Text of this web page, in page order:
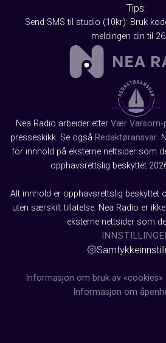
Tips:
Send SMS til studio (10kr): Bruk
meldingen din til
Nea Radio arbeider etter Vær Varsom-
presseskikk. Se også Redaktøransvar.
for innhold på eksterne nettsider som
opphavsrettslig beskyttet
Alt innhold er opphavsrettslig beskyttet
uten særskilt tillatelse. Nea Radio er
eksterne nettsider som
Informasjon om bruk av «cookies»
Informasjon om